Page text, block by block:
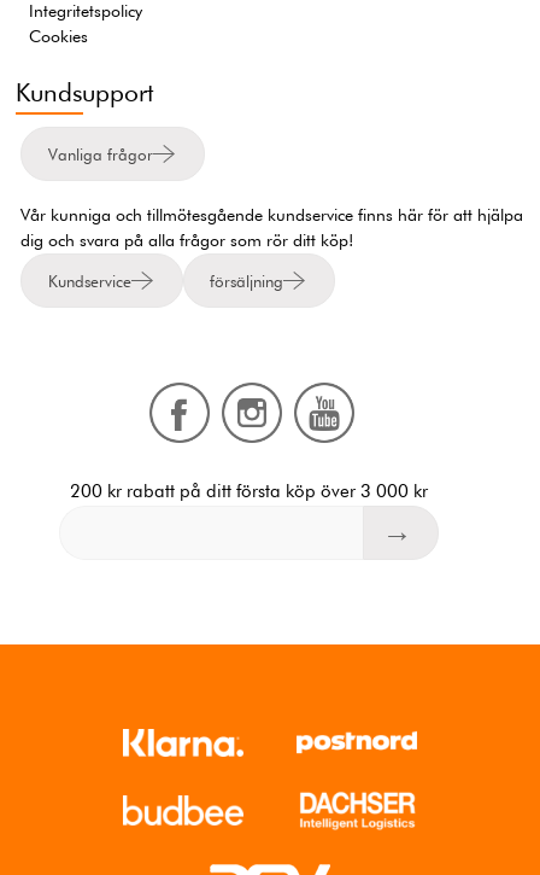
Integritetspolicy
Cookies
Kundsupport
Vanliga frågor
Vår kunniga och tillmötesgående kundservice finns här för att hjälpa
dig och svara på alla frågor som rör ditt köp!
Kundservice försäljning
200 kr rabatt på ditt första köp över 3 000 kr